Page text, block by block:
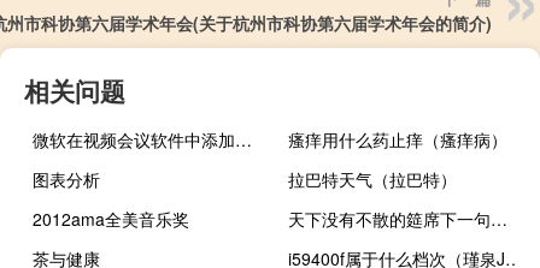
州市科协第六届学术年会(关于杭州市科协第六届学术年会的简介)
相关问题
微软在视频会议软件中添加了支持AI的背景噪声消除功能
瘙痒用什么药止痒（瘙痒病）
图表分析
拉巴特天气（拉巴特）
2012ama全美音乐奖
天下没有不散的筵席下一句（这里有正解）
茶与健康
i59400f属于什么档次（瑾泉Jvjq是什么档次）